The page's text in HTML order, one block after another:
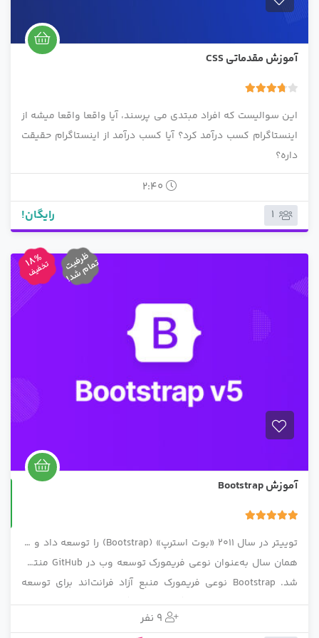
آموزش مقدماتی CSS
رای
این سوالیست که افراد مبتدی می پرسند، آیا واقعا واقعا میشه از
اینستاگرام کسب درآمد کرد؟ آیا کسب درآمد از اینستاگرام حقیقت
داره؟
1
رایگان!
18%
تخفیف ظ
رف
ی
ت
ت
م
ام
ش
د
!
آموزش Bootstrap
توییتر در سال 2011 «بوت استرپ» (Bootstrap) را توسعه داد و در
همان سال به‌عنوان نوعی فریمورک توسعه وب در GitHub منتشر
شد. Bootstrap نوعی فریمورک منبع آزاد فرانت‌اند برای توسعه
صفحات وب سریع و واکنشگرا برای دستگاه‌های تلفن همراه است.
Bootstrap محبوب‌ترین چارچوب برای سازگاری با تمام مرورگرهای